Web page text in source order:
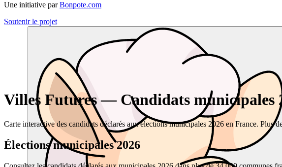
Une initiative par Bonpote.com
Soutenir le projet
Villes Futures — Candidats municipales
Carte interactive des candidats déclarés aux élections municipales 2026 en France. Plus
Élections municipales 2026